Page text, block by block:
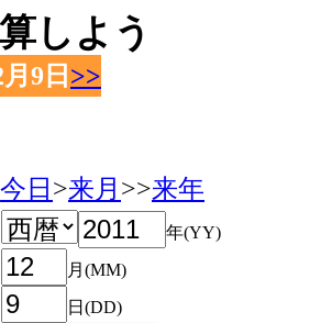
しよう
9日 >>
今日 >来月 >>来年
年(YY)
月(MM)
日(DD)